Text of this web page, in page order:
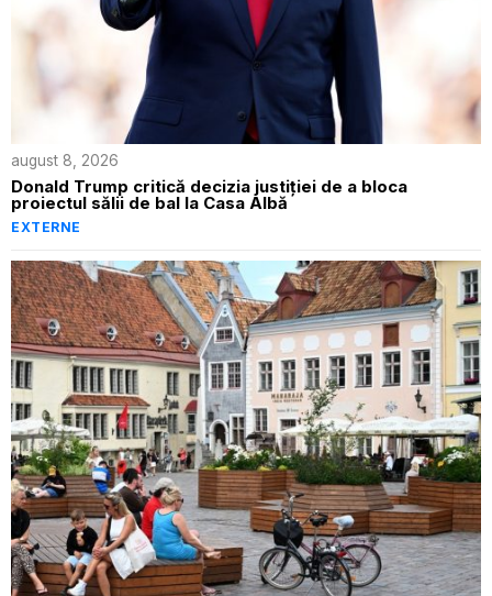
august 8, 2026
Donald Trump critică decizia justiției de a bloca
proiectul sălii de bal la Casa Albă
EXTERNE